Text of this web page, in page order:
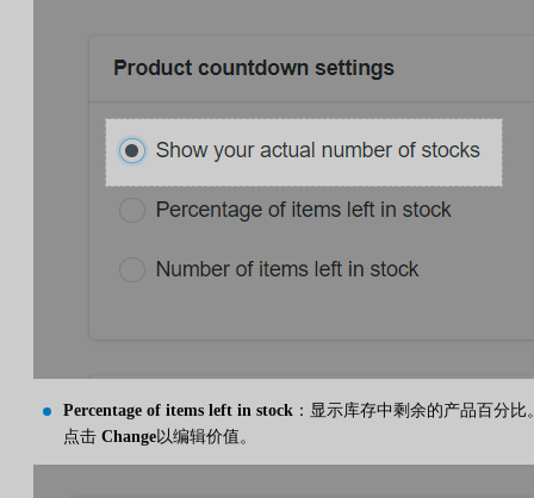
Percentage of items left in stock ：显示库存中剩余的产品百分比
点击 Change以编辑价值。